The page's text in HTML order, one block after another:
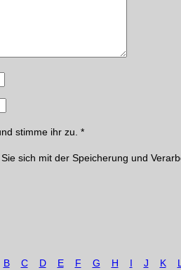
stimme ihr zu. *
sich mit der Speicherung und
B C D E F G H I J K L